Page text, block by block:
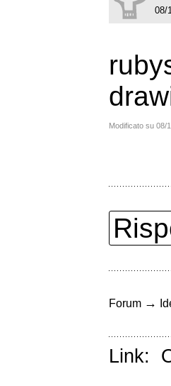
08/
Modificato su 08/
Forum →
Link: